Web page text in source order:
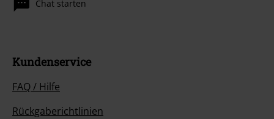
Chat starten
Kundenservice
FAQ / Hilfe
Rückgaberichtlinien